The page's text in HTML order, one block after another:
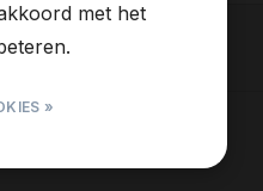
met het
»